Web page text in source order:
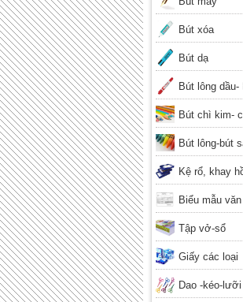
Bút xóa
Bút dạ
Bút lông
Bút chì kim-
Bút lông-bút
Kệ rổ, khay
Biểu mẫu
Tập vở-sổ
Giấy các loại
Dao -kéo-